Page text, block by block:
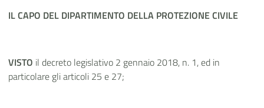
IL CAPO DEL DIPARTIMENTO DELLA PROTEZIONE CIVILE
VISTO il decreto legislativo 2 gennaio 2018, n. 1, ed in
particolare gli articoli 25 e 27;